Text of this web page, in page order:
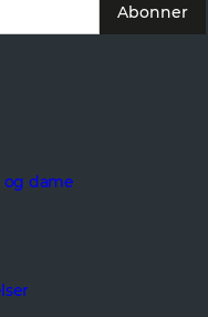
Abonner
dame